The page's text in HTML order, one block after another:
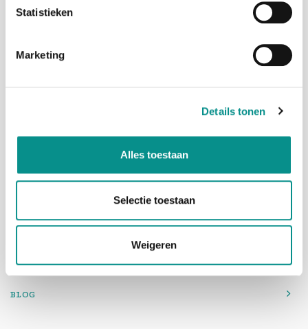
Statistieken
Marketing
Details tonen
Alles toestaan
Selectie toestaan
Weigeren
Mail info@onlinemacwinkel.nl
BLOG